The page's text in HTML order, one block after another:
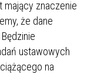
mający znaczenie
że dane
ustawowych
na